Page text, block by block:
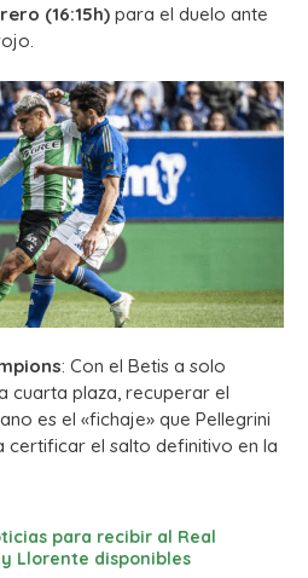
(16:15h) para el duelo ante
: Con el Betis a solo
cuarta plaza, recuperar el
es el «fichaje» que Pellegrini
certificar el salto definitivo en la
para recibir al Real
Llorente disponibles